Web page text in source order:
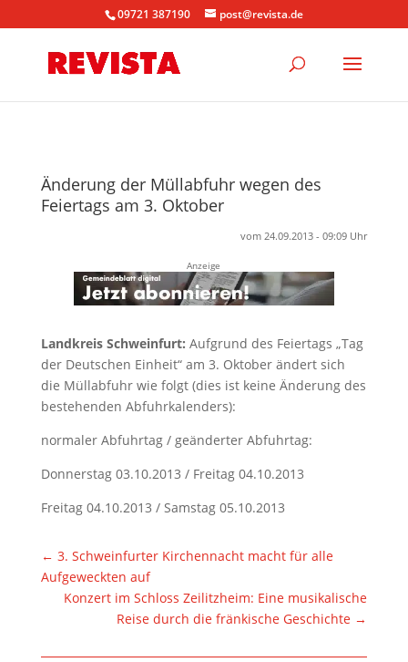
09721 387190 post@revista.de
Änderung der Müllabfuhr wegen des
Feiertags am 3. Oktober
vom 24.09.2013 - 09:09 Uhr
Anzeige
Landkreis Schweinfurt: Aufgrund des Feiertags „Tag
der Deutschen Einheit“ am 3. Oktober ändert sich
die Müllabfuhr wie folgt (dies ist keine Änderung des
bestehenden Abfuhrkalenders):
normaler Abfuhrtag / geänderter Abfuhrtag:
Donnerstag 03.10.2013 / Freitag 04.10.2013
Freitag 04.10.2013 / Samstag 05.10.2013
← 3. Schweinfurter Kirchennacht macht für alle
Aufgeweckten auf
Konzert im Schloss Zeilitzheim: Eine musikalische
Reise durch die fränkische Geschichte →